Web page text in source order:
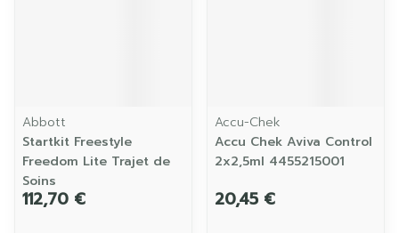
Abbott
Startkit Freestyle
Freedom Lite Trajet de
Soins
112,70 €
Accu-Chek
Accu Chek Aviva Control
2x2,5ml 4455215001
20,45 €